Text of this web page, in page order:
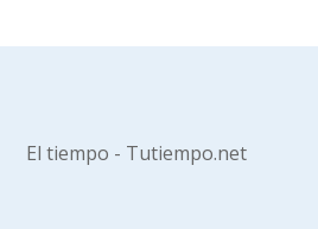
El tiempo - Tutiempo.net